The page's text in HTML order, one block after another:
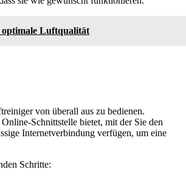
Luftqualität
von überall aus zu bedienen.
Schnittstelle bietet, mit der Sie den
Internetverbindung verfügen, um eine
Schritte: